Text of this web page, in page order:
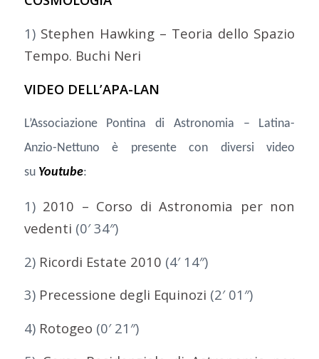
1) Stephen Hawking – Teoria dello Spazio
Tempo. Buchi Neri
VIDEO DELL’APA-LAN
L’Associazione Pontina di Astronomia – Latina-
Anzio-Nettuno è presente con diversi video
su Youtube:
1) 2010 – Corso di Astronomia per non
vedenti (0′ 34″)
2) Ricordi Estate 2010 (4′ 14″)
3) Precessione degli Equinozi (2′ 01″)
4) Rotogeo (0′ 21″)